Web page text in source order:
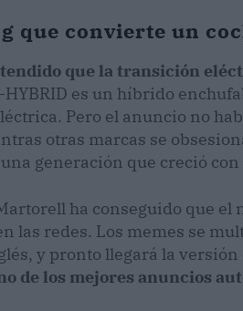
que convierte un
que la transición
es un híbrido
Pero el anuncio no
otras marcas se
generación que creció
ha conseguido que
las redes. Los memes se
y pronto llegará la versión
de los mejores anuncios